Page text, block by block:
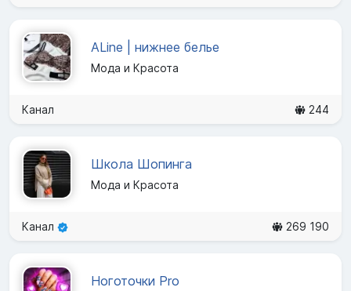
ALine | нижнее белье
Мода и Красота
Канал 244
Школа Шопинга
Мода и Красота
Канал 269 190
Ноготочки Pro